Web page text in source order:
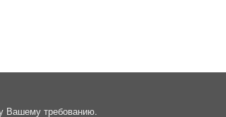
Вашему требованию.